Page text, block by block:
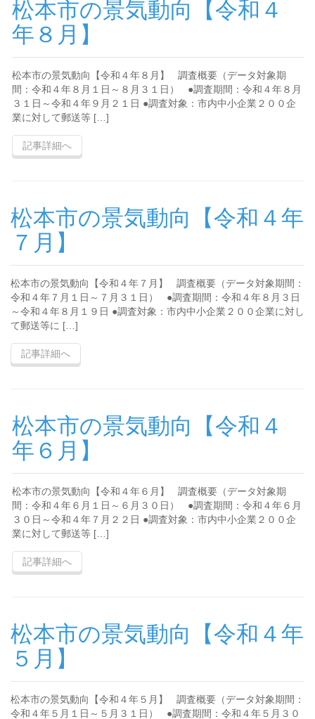
松本市の景気動向【令和４
年８月】
松本市の景気動向【令和４年８月】 調査概要（データ対象期
間：令和４年８月１日～８月３１日） ●調査期間：令和４年８月
３１日～令和４年９月２１日 ●調査対象：市内中小企業２００企
業に対して郵送等 […]
記事詳細へ
松本市の景気動向【令和４年
７月】
松本市の景気動向【令和４年７月】 調査概要（データ対象期間：
令和４年７月１日～７月３１日） ●調査期間：令和４年８月３日
～令和４年８月１９日 ●調査対象：市内中小企業２００企業に対し
て郵送等に […]
記事詳細へ
松本市の景気動向【令和４
年６月】
松本市の景気動向【令和４年６月】 調査概要（データ対象期
間：令和４年６月１日～６月３０日） ●調査期間：令和４年６月
３０日～令和４年７月２２日 ●調査対象：市内中小企業２００企
業に対して郵送等 […]
記事詳細へ
松本市の景気動向【令和４年
５月】
松本市の景気動向【令和４年５月】 調査概要（データ対象期間：
令和４年５月１日～５月３１日） ●調査期間：令和４年５月３０